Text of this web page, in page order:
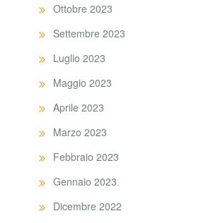
Ottobre 2023
Settembre 2023
Luglio 2023
Maggio 2023
Aprile 2023
Marzo 2023
Febbraio 2023
Gennaio 2023
Dicembre 2022